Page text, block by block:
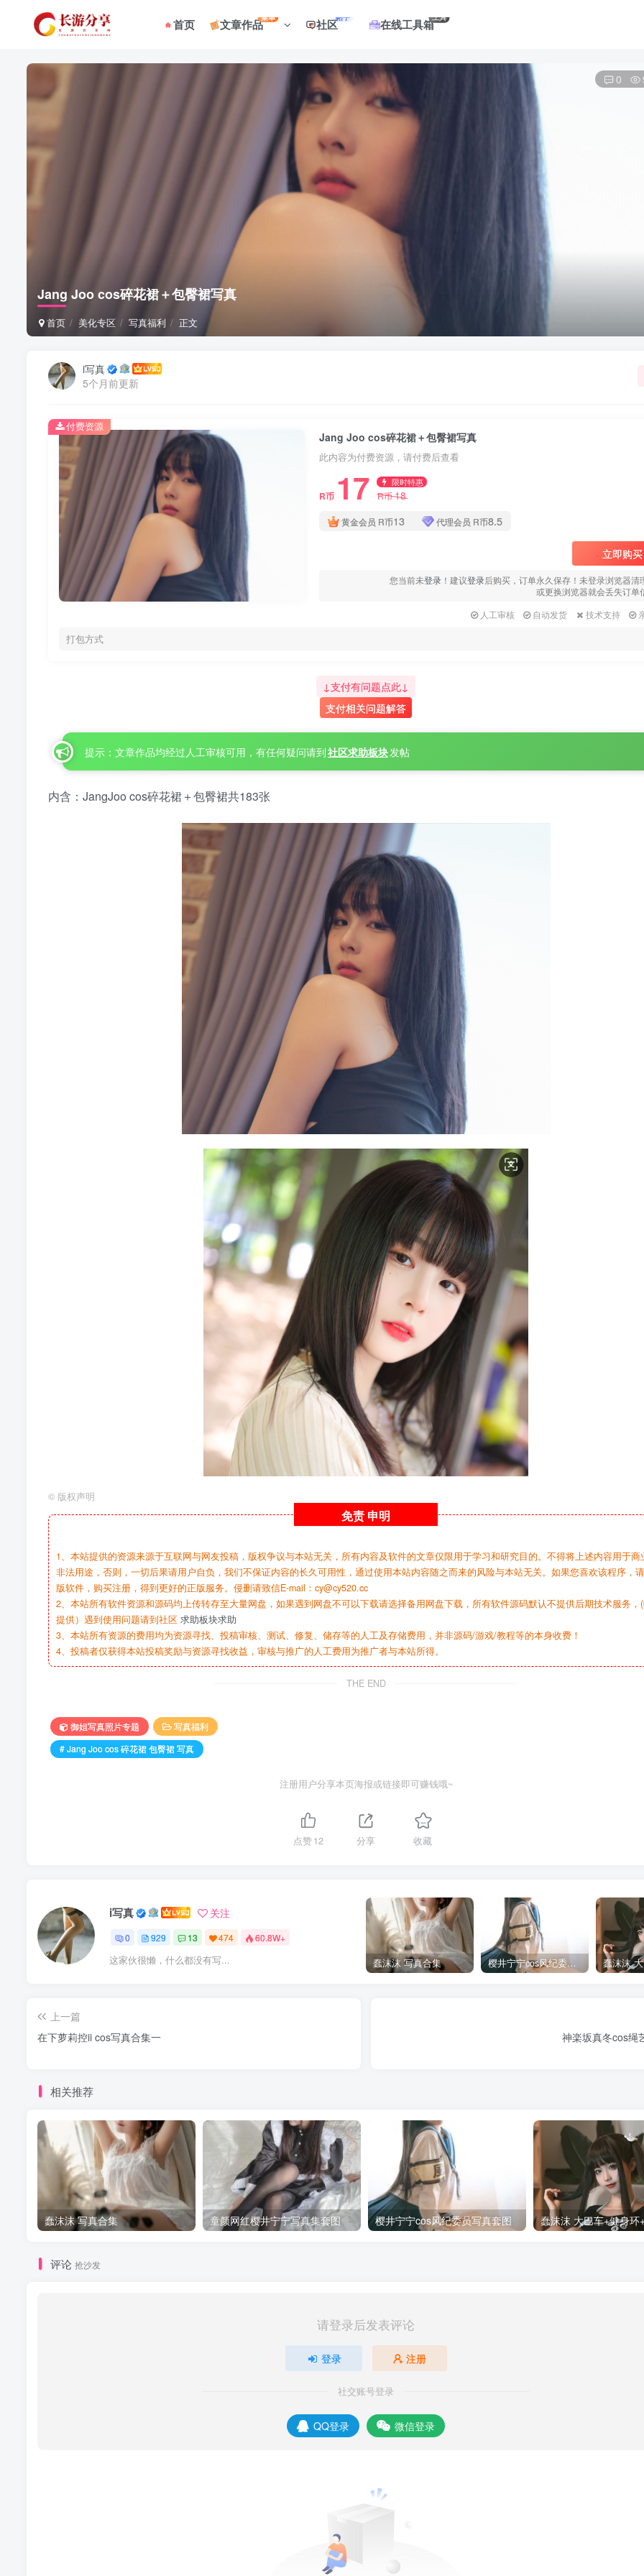
首页 文章作品菜单 社区帖子 在线工具箱工具
Jang Joo cos碎花裙＋包臀裙写真
首页 美化专区 写真福利 正文
0
i写真
5个月前更新
Jang Joo cos碎花裙＋包臀裙写真
此内容为付费资源，请付费后查看
R币 17 限时特惠
R币18
黄金会员 R币13 代理会员 R币8.5
立即购买
您当前未登录 ！建议登录后购买，订单永久保存！未登录浏览器清
或更换浏览器就会丢失订单
人工审核
自动发货 技术支持
打包方式
付费资源
↓支付有问题点此↓
支付相关问题解答
提示：文章作品均经过人工审核可用，有任何疑问请到社区求助板块发帖
内含：JangJoo cos碎花裙＋包臀裙共183张
© 版权声明
免责 申明
1、本站提供的资源来源于互联网与网友投稿，版权争议与本站无关，所有内容及软件的文章仅限用于学习和研究目的。不得将上述内容用于商
非法用途，否则，一切后果请用户自负，我们不保证内容的长久可用性，通过使用本站内容随之而来的风险与本站无关。如果您喜欢该程序，
版软件，购买注册，得到更好的正版服务。侵删请致信E-mail：cy@cy520.cc
2、本站所有软件资源和源码均上传转存至大量网盘，如果遇到网盘不可以下载请选择备用网盘下载，所有软件源码默认不提供后期技术服务，
提供）遇到使用问题请到社区 求助板块求助
3、本站所有资源的费用均为资源寻找、投稿审核、测试、修复、储存等的人工及存储费用，并非源码/游戏/教程等的本身收费！
4、投稿者仅获得本站投稿奖励与资源寻找收益，审核与推广的人工费用为推广者与本站所得。
THE END
御姐写真照片专题
写真福利
# Jang Joo cos 碎花裙 包臀裙 写真
注册用户分享本页海报或链接即可赚钱哦~
点赞12 分享 收藏
i写真 关注
0 929 13 474 60.8W+
这家伙很懒，什么都没有写... 蠢沫沫 写真合集 樱井宁宁cos风纪委员写真套图
上一篇
在下萝莉控ii cos写真合集一
神楽坂真冬cos绳
相关推荐
蠢沫沫 写真合集 童颜网红樱井宁宁写真集套图 樱井宁宁cos风纪委员写真套图
评论 抢沙发
请登录后发表评论
登录 注册
社交账号登录
QQ登录 微信登录